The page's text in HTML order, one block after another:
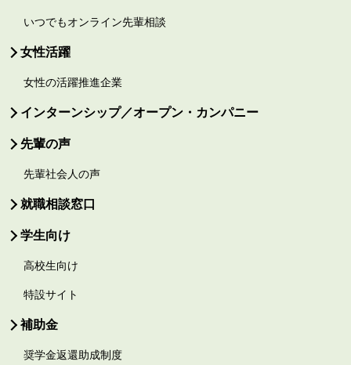
いつでもオンライン先輩相談
女性活躍
女性の活躍推進企業
インターンシップ／オープン・カンパニー
先輩の声
先輩社会人の声
就職相談窓口
学生向け
高校生向け
特設サイト
補助金
奨学金返還助成制度